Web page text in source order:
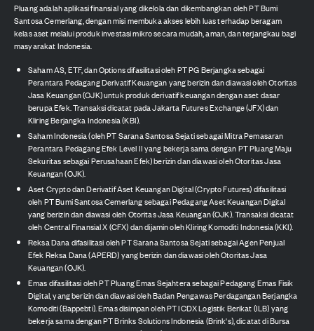
Pluang adalah aplikasi finansial yang dikelola dan dikembangkan oleh PT Bumi
Santosa Cemerlang, dengan misi membuka akses lebih luas terhadap beragam
kelas aset melalui produk investasi mikro secara mudah, aman, dan terjangkau bagi
masyarakat Indonesia.
Saham AS, ETF, dan Options difasilitasi oleh PT PG Berjangka sebagai
Perantara Pedagang Derivatif Keuangan yang berizin dan diawasi oleh Otoritas
Jasa Keuangan (OJK) untuk produk derivatif keuangan dengan aset dasar
berupa Efek. Transaksi dicatat pada Jakarta Futures Exchange (JFX) dan
Kliring Berjangka Indonesia (KBI).
Saham Indonesia (oleh PT Sarana Santosa Sejati sebagai Mitra Pemasaran
Perantara Pedagang Efek Level II yang bekerja sama dengan PT Pluang Maju
Sekuritas sebagai Perusahaan Efek) berizin dan diawasi oleh Otoritas Jasa
Keuangan (OJK).
Aset Crypto dan Derivatif Aset Keuangan Digital (Crypto Futures) difasilitasi
oleh PT Bumi Santosa Cemerlang sebagai Pedagang Aset Keuangan Digital
yang berizin dan diawasi oleh Otoritas Jasa Keuangan (OJK). Transaksi dicatat
oleh Central Finansial X (CFX) dan dijamin oleh Kliring Komoditi Indonesia (KKI).
Reksa Dana difasilitasi oleh PT Sarana Santosa Sejati sebagai Agen Penjual
Efek Reksa Dana (APERD) yang berizin dan diawasi oleh Otoritas Jasa
Keuangan (OJK).
Emas difasilitasi oleh PT Pluang Emas Sejahtera sebagai Pedagang Emas Fisik
Digital, yang berizin dan diawasi oleh Badan Pengawas Perdagangan Berjangka
Komoditi (Bappebti). Emas disimpan oleh PT ICDX Logistik Berikat (ILB) yang
bekerja sama dengan PT Brinks Solutions Indonesia (Brink's), dicatat di Bursa